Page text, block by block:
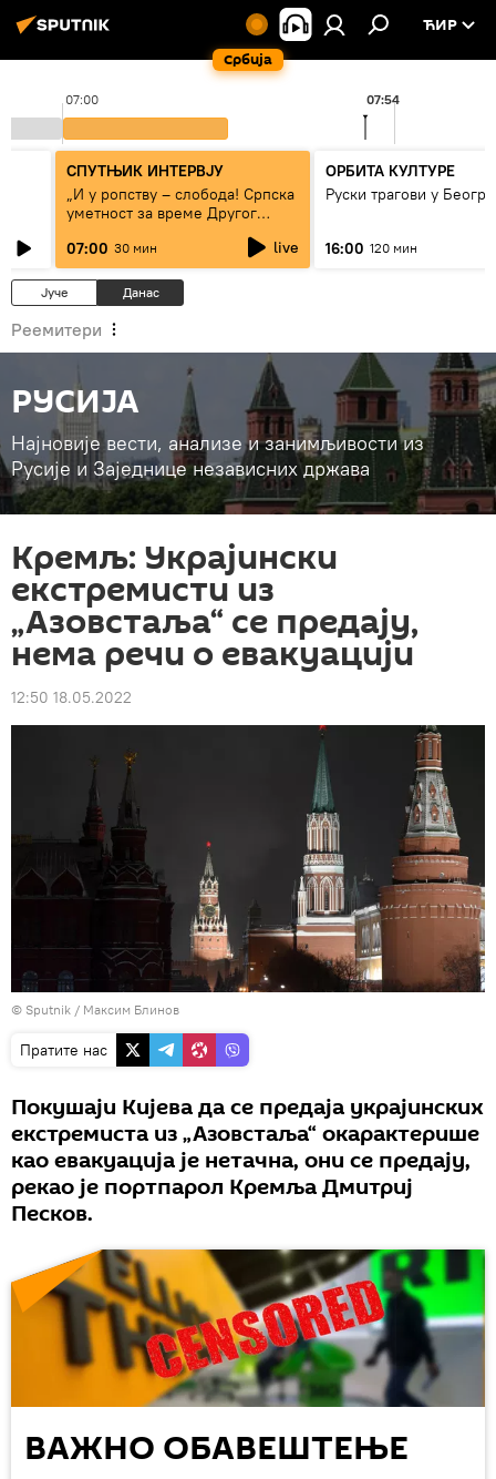
Србија
ЋИР
07:00 07:54
СПУТЊИК ИНТЕРВЈУ
„И у ропству – слобода! Српска
уметност за време Другог
07:00 30 мин live
ОРБИТА КУЛТУРЕ
Руски трагови у
16:00 120 мин
Јуче Данас
Реемитери
РУСИЈА
Најновије вести, анализе и занимљивости из
Русије и Заједнице независних држава
Кремљ: Украјински
екстремисти из
„Азовстаља“ се предају,
нема речи о евакуацији
12:50 18.05.2022
© Sputnik / Максим Блинов
Пратите нас
Покушаји Кијева да се предаја украјинских
екстремиста из „Азовстаља“ окарактерише
као евакуација је нетачна, они се предају,
рекао је портпарол Кремља Дмитриј
Песков.
ВАЖНО ОБАВЕШТЕЊЕ